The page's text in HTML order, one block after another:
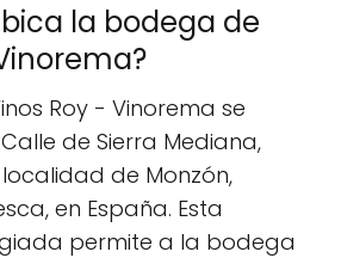
la bodega de
Roy - Vinorema se
de Sierra Mediana,
localidad de Monzón,
en España. Esta
permite a la bodega